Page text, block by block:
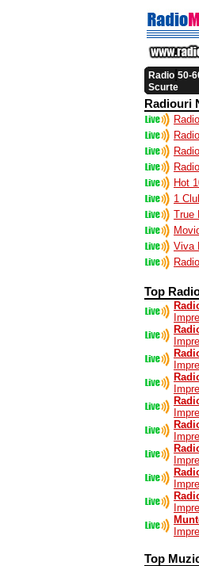
Radio 50-
Scurte
Radiouri
Hot
1
True
Viva
Top
Top